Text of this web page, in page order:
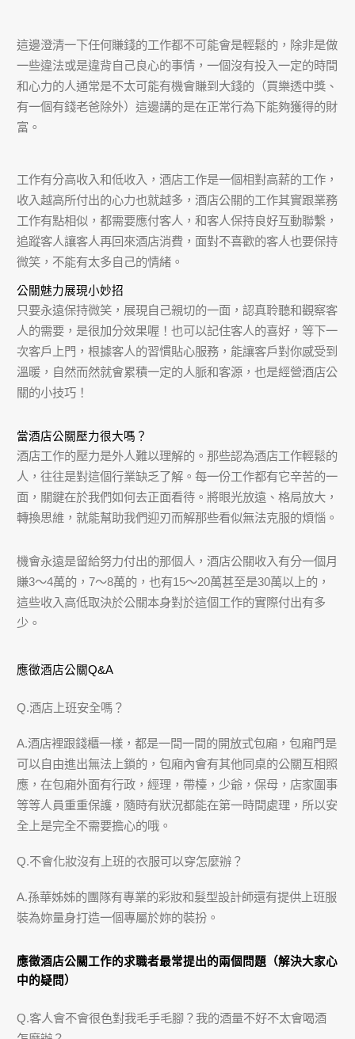
這邊澄清一下任何賺錢的工作都不可能會是輕鬆的，除非是做
一些違法或是違背自己良心的事情，一個沒有投入一定的時間
和心力的人通常是不太可能有機會賺到大錢的（買樂透中獎、
有一個有錢老爸除外）這邊講的是在正常行為下能夠獲得的財
富。
工作有分高收入和低收入，酒店工作是一個相對高薪的工作，
收入越高所付出的心力也就越多，酒店公關的工作其實跟業務
工作有點相似，都需要應付客人，和客人保持良好互動聯繫，
追蹤客人讓客人再回來酒店消費，面對不喜歡的客人也要保持
微笑，不能有太多自己的情緒。
公關魅力展現小妙招
只要永遠保持微笑，展現自己親切的一面，認真聆聽和觀察客
人的需要，是很加分效果喔！也可以記住客人的喜好，等下一
次客戶上門，根據客人的習慣貼心服務，能讓客戶對你感受到
溫暖，自然而然就會累積一定的人脈和客源，也是經營酒店公
關的小技巧！
當酒店公關壓力很大嗎？
酒店工作的壓力是外人難以理解的。那些認為酒店工作輕鬆的
人，往往是對這個行業缺乏了解。每一份工作都有它辛苦的一
面，關鍵在於我們如何去正面看待。將眼光放遠、格局放大，
轉換思維，就能幫助我們迎刃而解那些看似無法克服的煩惱。
機會永遠是留給努力付出的那個人，酒店公關收入有分一個月
賺3～4萬的，7～8萬的，也有15～20萬甚至是30萬以上的，
這些收入高低取決於公關本身對於這個工作的實際付出有多
少。
應徵酒店公關Q&A
Q.酒店上班安全嗎？
A.酒店裡跟錢櫃一樣，都是一間一間的開放式包廂，包廂門是
可以自由進出無法上鎖的，包廂內會有其他同桌的公關互相照
應，在包廂外面有行政，經理，帶檯，少爺，保母，店家圍事
等等人員重重保護，隨時有狀況都能在第一時間處理，所以安
全上是完全不需要擔心的哦。
Q.不會化妝沒有上班的衣服可以穿怎麼辦？
A.孫華姊姊的團隊有專業的彩妝和髮型設計師還有提供上班服
裝為妳量身打造一個專屬於妳的裝扮。
應徵酒店公關工作的求職者最常提出的兩個問題（解決大家心
中的疑問）
Q.客人會不會很色對我毛手毛腳？我的酒量不好不太會喝酒